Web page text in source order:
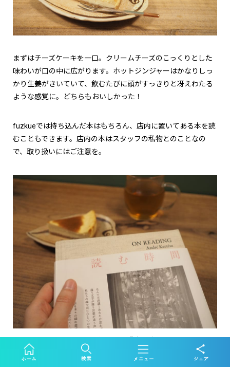
まずはチーズケーキを一口。クリームチーズのこっくりとした
味わいが口の中に広がります。ホットジンジャーはかなりしっ
かり生姜がきいていて、飲むたびに頭がすっきりと冴えわたる
ような感覚に。どちらもおいしかった！
fuzkueでは持ち込んだ本はもちろん、店内に置いてある本を読
むこともできます。店内の本はスタッフの私物とのことなの
で、取り扱いにはご注意を。